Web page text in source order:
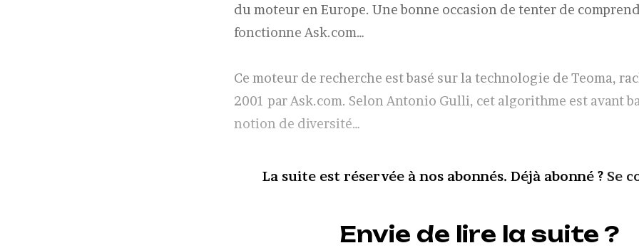
du moteur en Europe. Une bonne occasion de tenter de
fonctionne Ask.com…
Ce moteur de recherche est basé sur la technologie de Teoma,
2001 par Ask.com. Selon Antonio Gulli, cet algorithme est avant
notion de diversité…
La suite est réservée à nos abonnés. Déjà abonné ? Se
Envie de lire la suite ?